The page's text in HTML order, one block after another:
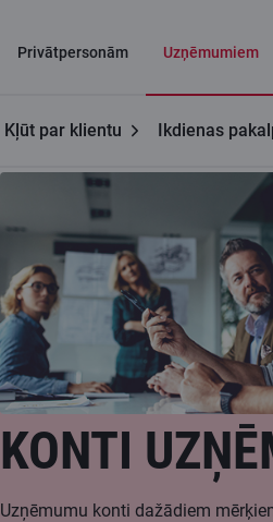
Privātpersonām Uzņēmumiem
Kļūt par klientu Ikdienas
KONTI
Uzņēmumu konti dažādiem